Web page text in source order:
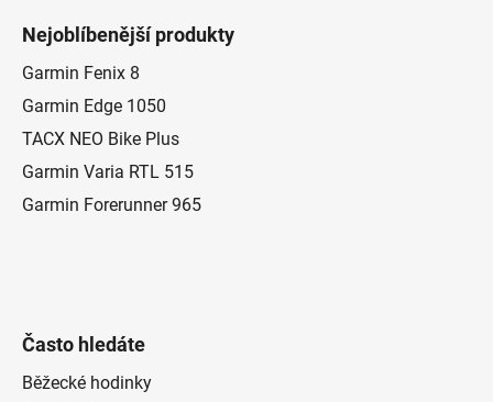
Nejoblíbenější produkty
Garmin Fenix 8
Garmin Edge 1050
TACX NEO Bike Plus
Garmin Varia RTL 515
Garmin Forerunner 965
Často hledáte
Běžecké hodinky